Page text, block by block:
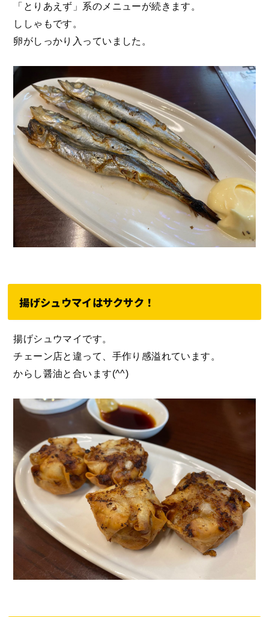
「とりあえず」系のメニューが続きます。
ししゃもです。
卵がしっかり入っていました。
揚げシュウマイはサクサク！
揚げシュウマイです。
チェーン店と違って、手作り感溢れています。
からし醤油と合います(^^)